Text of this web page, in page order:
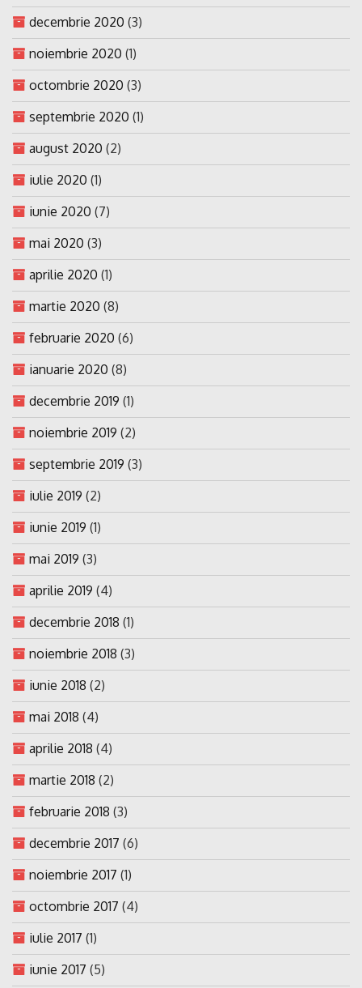
decembrie 2020 (3)
noiembrie 2020 (1)
octombrie 2020 (3)
septembrie 2020 (1)
august 2020 (2)
iulie 2020 (1)
iunie 2020 (7)
mai 2020 (3)
aprilie 2020 (1)
martie 2020 (8)
februarie 2020 (6)
ianuarie 2020 (8)
decembrie 2019 (1)
noiembrie 2019 (2)
septembrie 2019 (3)
iulie 2019 (2)
iunie 2019 (1)
mai 2019 (3)
aprilie 2019 (4)
decembrie 2018 (1)
noiembrie 2018 (3)
iunie 2018 (2)
mai 2018 (4)
aprilie 2018 (4)
martie 2018 (2)
februarie 2018 (3)
decembrie 2017 (6)
noiembrie 2017 (1)
octombrie 2017 (4)
iulie 2017 (1)
iunie 2017 (5)